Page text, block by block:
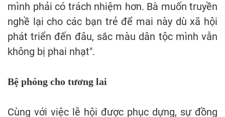
mình phải có trách nhiệm hơn. Bà muốn truyền
nghề lại cho các bạn trẻ để mai này dù xã hội
phát triển đến đâu, sắc màu dân tộc mình vẫn
không bị phai nhạt".
Bệ phóng cho tương lai
Cùng với việc lễ hội được phục dựng, sự đồng